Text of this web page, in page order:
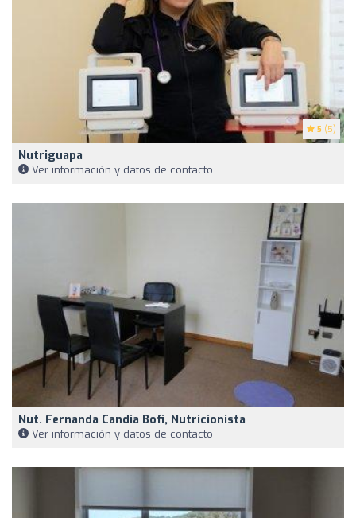
5 (5)
Nutriguapa
Ver información y datos de contacto
Nut. Fernanda Candia Bofi, Nutricionista
Ver información y datos de contacto